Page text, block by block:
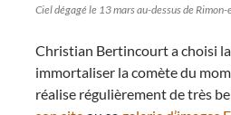
Ciel dégagé le 13 mars au-dessus de
Christian Bertincourt a choisi
immortaliser la comète du
réalise régulièrement de très